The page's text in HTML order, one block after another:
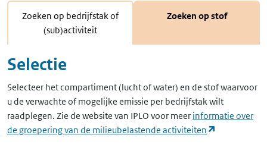
Zoeken op bedrijfstak of
(sub)activiteit
Zoeken op stof
Selectie
Selecteer het compartiment (lucht of water) en de stof waarvoor
u de verwachte of mogelijke emissie per bedrijfstak wilt
raadplegen. Zie de website van IPLO voor meer informatie over
de groepering van de milieubelastende activiteiten